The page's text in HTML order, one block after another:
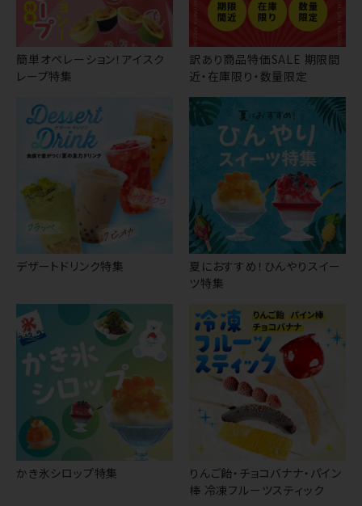
簡単オペレーション！アイスク
レープ特集
訳あり商品特価SALE 期限間
近・在庫限り・数量限定
デザートドリンク特集
夏におすすめ！ひんやりスイー
ツ特集
かき氷シロップ特集
りんご飴・チョコバナナ・パイン
棒 冷凍フルーツスティック